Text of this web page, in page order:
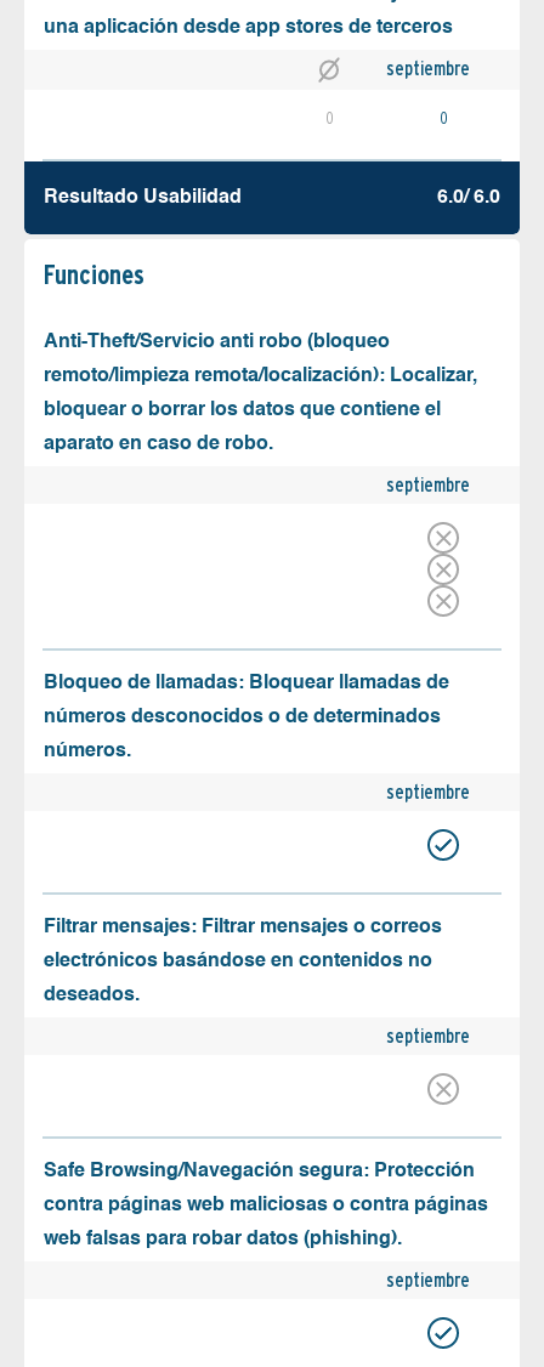
una aplicación desde app stores de terceros
septiembre
0 0
Resultado Usabilidad 6.0/ 6.0
Funciones
Anti-Theft/Servicio anti robo (bloqueo
remoto/limpieza remota/localización): Localizar,
bloquear o borrar los datos que contiene el
aparato en caso de robo.
septiembre
Bloqueo de llamadas: Bloquear llamadas de
números desconocidos o de determinados
números.
septiembre
Filtrar mensajes: Filtrar mensajes o correos
electrónicos basándose en contenidos no
deseados.
septiembre
Safe Browsing/Navegación segura: Protección
contra páginas web maliciosas o contra páginas
web falsas para robar datos (phishing).
septiembre